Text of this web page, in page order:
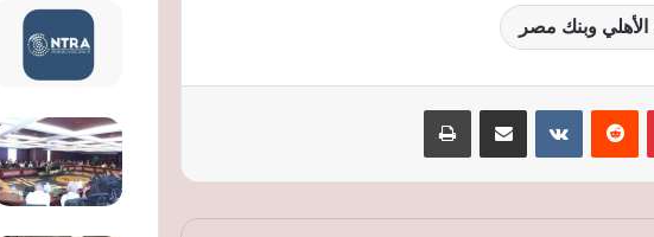
الأهلي وبنك مصر
بينتيريست
مخاوف على الإمدادات وترقب محادثات
مضيق هرمز